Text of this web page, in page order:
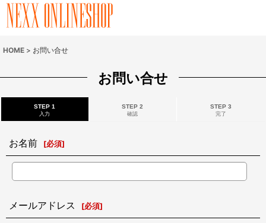
HOME > お問い合せ
お問い合せ
STEP 1
入力
STEP 2
確認
STEP 3
完了
お名前 [必須]
メールアドレス [必須]